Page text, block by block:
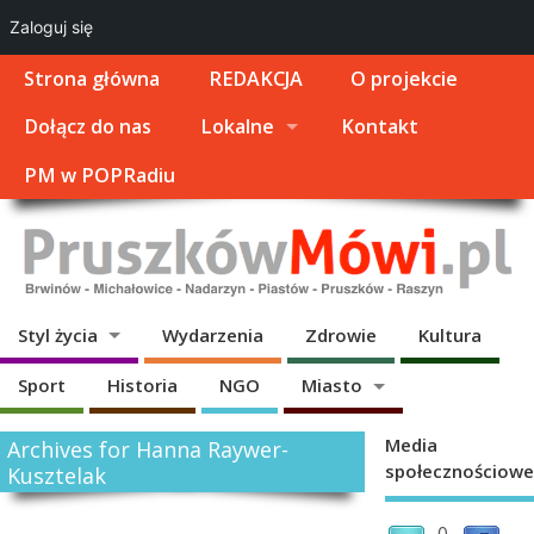
Strona główna REDAKCJA
O projekcie
Dołącz do nas
Lokalne
Kontakt
PM w POPRadiu
Styl życia Wydarzenia Zdrowie Kultura
Sport Historia NGO Miasto
Archives for Hanna Raywer-
Kusztelak
Media
społecznościowe
Zaloguj się